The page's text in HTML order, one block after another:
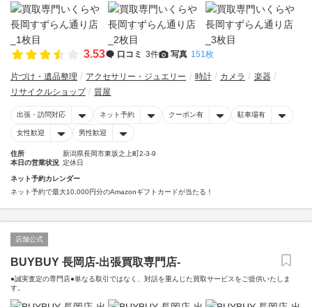
3.53 口コミ 3件 写真 151枚
片づけ・遺品整理 アクセサリー・ジュエリー 時計 カメラ
楽器
リサイクルショップ
質屋
出張・訪問対応 ネット予約 クーポン有 駐車場有
女性歓迎 男性歓迎
住所
新潟県長岡市東坂之上町2-3-9
本日の営業状況 定休日
ネット予約カレンダー
ネット予約で最大10,000円分のAmazonギフトカードが当たる！
店舗公式
BUYBUY 長岡店-出張買取専門店-
●誠実査定の専門店●単なる取引ではなく、対話を重んじた買取サービスをご提供いたしま
す。